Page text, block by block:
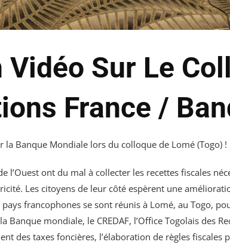
Vidéo Sur Le
France /
la Banque Mondiale lors du colloque de Lomé (Togo) !
l’Ouest ont du mal à collecter les recettes fiscales
Les citoyens de leur côté espèrent une
francophones se sont réunis à Lomé, au Togo,
Banque mondiale, le CREDAF, l’Office Togolais des
des taxes foncières, l’élaboration de règles